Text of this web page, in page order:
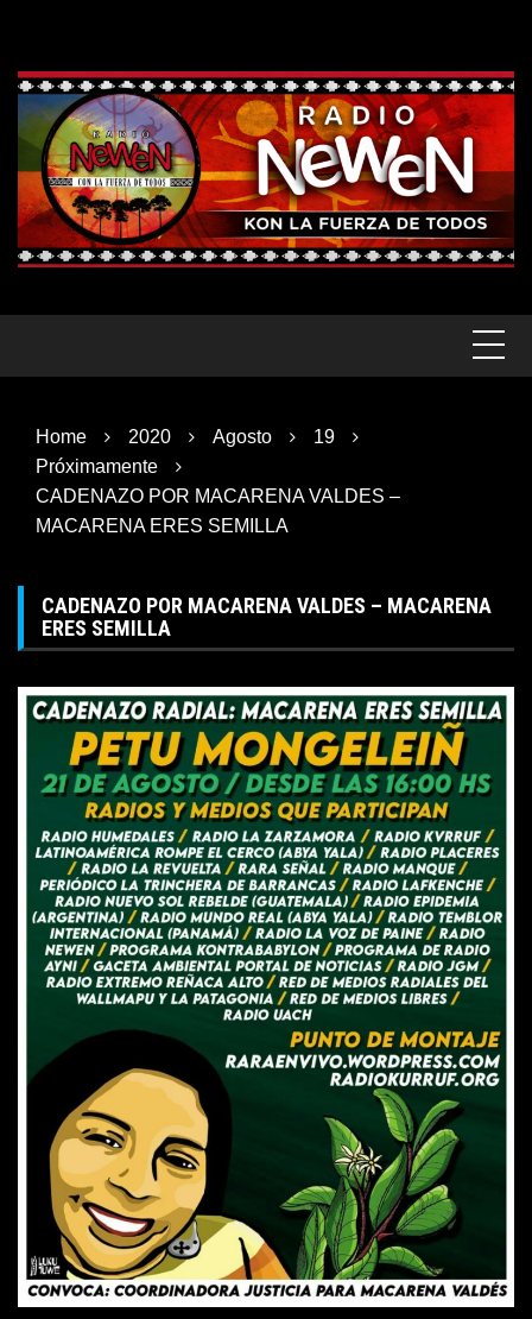
content
Home 2020 Agosto
19
Próximamente
CADENAZO POR MACARENA VALDES –
MACARENA ERES SEMILLA
CADENAZO POR MACARENA VALDES – MACARENA
ERES SEMILLA